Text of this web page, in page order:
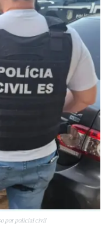
por policial civil